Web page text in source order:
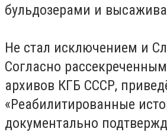
бульдозерами и
Не стал исключением и
Согласно
архивов КГБ СССР,
«Реабилитированные
документально